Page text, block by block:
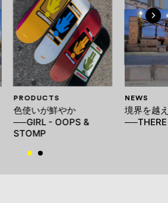
PRODUCTS
色使いが鮮やか
──GIRL - OOPS &
STOMP
NEWS
境界を越